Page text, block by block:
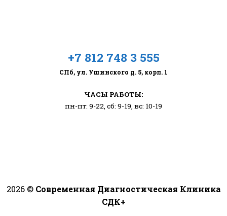
+7 812 748 3 555
СПб, ул. Ушинского д. 5, корп. 1
ЧАСЫ РАБОТЫ:
пн-пт: 9-22, сб: 9-19, вс: 10-19
2026 © Современная Диагностическая Клиника
СДК+